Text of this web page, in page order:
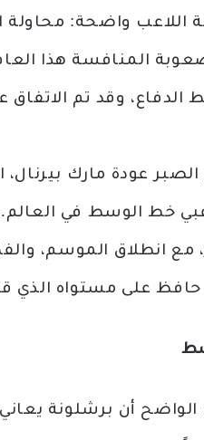
خطة اللاعب واضحة:
المنافسة هذا
الدفاع، وقد تم
عودة مارك بيرنال،
خط الوسط في العالم.
مع انطلاق الموسم،
حافظ على مستواه
الواضح أن برشلونة